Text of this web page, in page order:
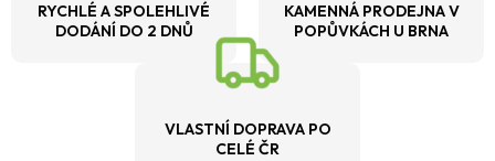
RYCHLÉ A SPOLEHLIVÉ
DODÁNÍ DO 2 DNŮ
KAMENNÁ PRODEJNA V
POPŮVKÁCH U BRNA
VLASTNÍ DOPRAVA PO
CELÉ ČR